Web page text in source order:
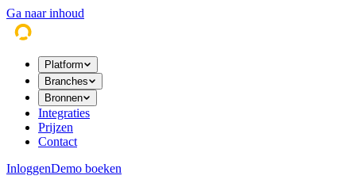
Ga naar inhoud
Platform
Branches
Bronnen
Integraties
Prijzen
Contact
InloggenDemo boeken